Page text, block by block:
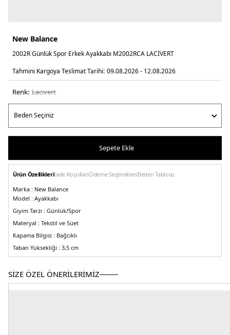
New Balance
2002R Günlük Spor Erkek Ayakkabı M2002RCA LACİVERT
Tahmini Kargoya Teslimat Tarihi: 09.08.2026 - 12.08.2026
Renk: laci̇vert
Sepete Ekle
Ürün Özellikleriİade KoşullarıÖdeme SeçenekleriBeden Tablosu
Marka : New Balance
Model : Ayakkabı
Giyim Tarzı : Günlük/Spor
Materyal : Tekstil ve Süet
Kapama Bilgisi : Bağcıklı
Taban Yüksekliği : 3,5 cm
Taban Bilgisi :Kauçuk
N-ergy şok emici dış taban-Abzosb sbs topuk yastıklaması gün boyu konfor
sunar
SİZE ÖZEL ÖNERİLERİMİZ